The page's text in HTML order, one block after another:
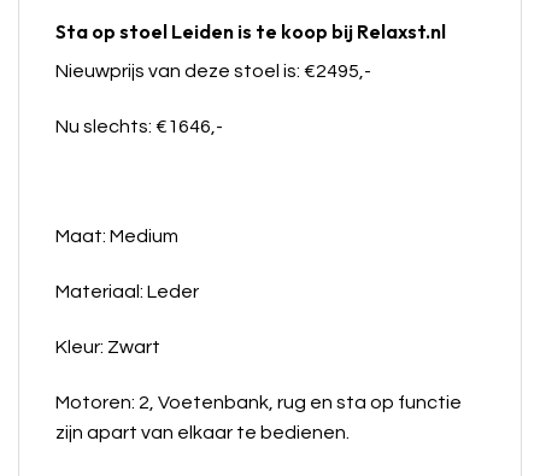
Sta op stoel Leiden is te koop bij Relaxst.nl
Nieuwprijs van deze stoel is: €2495,-
Nu slechts: €1646,-
Maat: Medium
Materiaal: Leder
Kleur: Zwart
Motoren: 2, Voetenbank, rug en sta op functie
zijn apart van elkaar te bedienen.